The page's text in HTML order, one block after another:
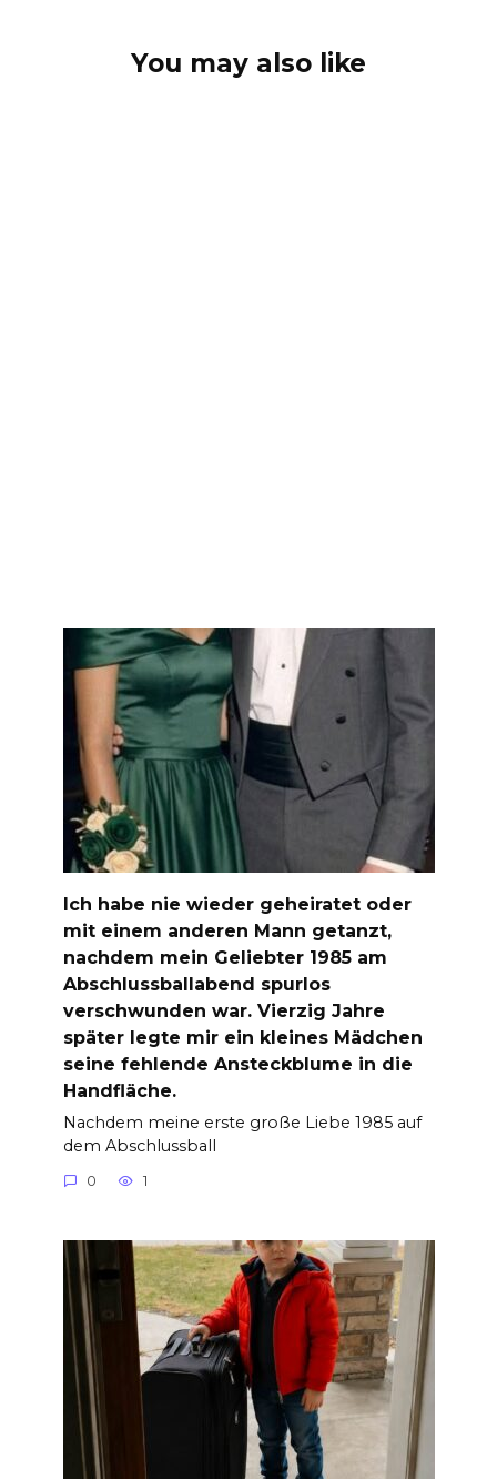
You may also like
Ich habe nie wieder geheiratet oder
mit einem anderen Mann getanzt,
nachdem mein Geliebter 1985 am
Abschlussballabend spurlos
verschwunden war. Vierzig Jahre
später legte mir ein kleines Mädchen
seine fehlende Ansteckblume in die
Handfläche.
Nachdem meine erste große Liebe 1985 auf
dem Abschlussball
0 1